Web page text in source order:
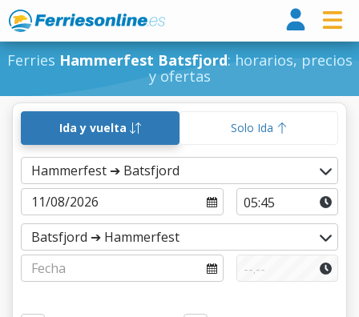
Ferries Hammerfest Batsfjord: horarios, precios
y ofertas
Ida y vuelta Solo Ida